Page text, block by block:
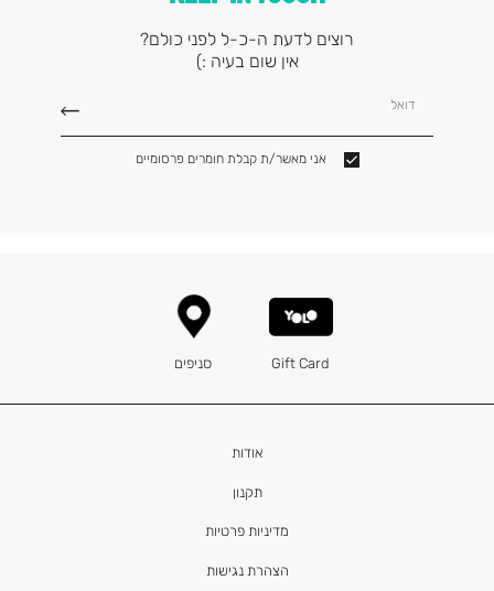
רוצים לדעת ה-כ-ל לפני כולם?
אין שום בעיה :)
דואל
אני מאשר/ת קבלת חומרים פרסומיים
אודות
תקנון
מדיניות פרטיות
הצהרת נגישות
Gift Card סניפים